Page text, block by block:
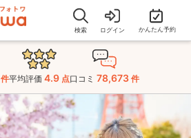
検索 ログイン かんたん予約
件平均評価 4.9 点口コミ 78,673 件